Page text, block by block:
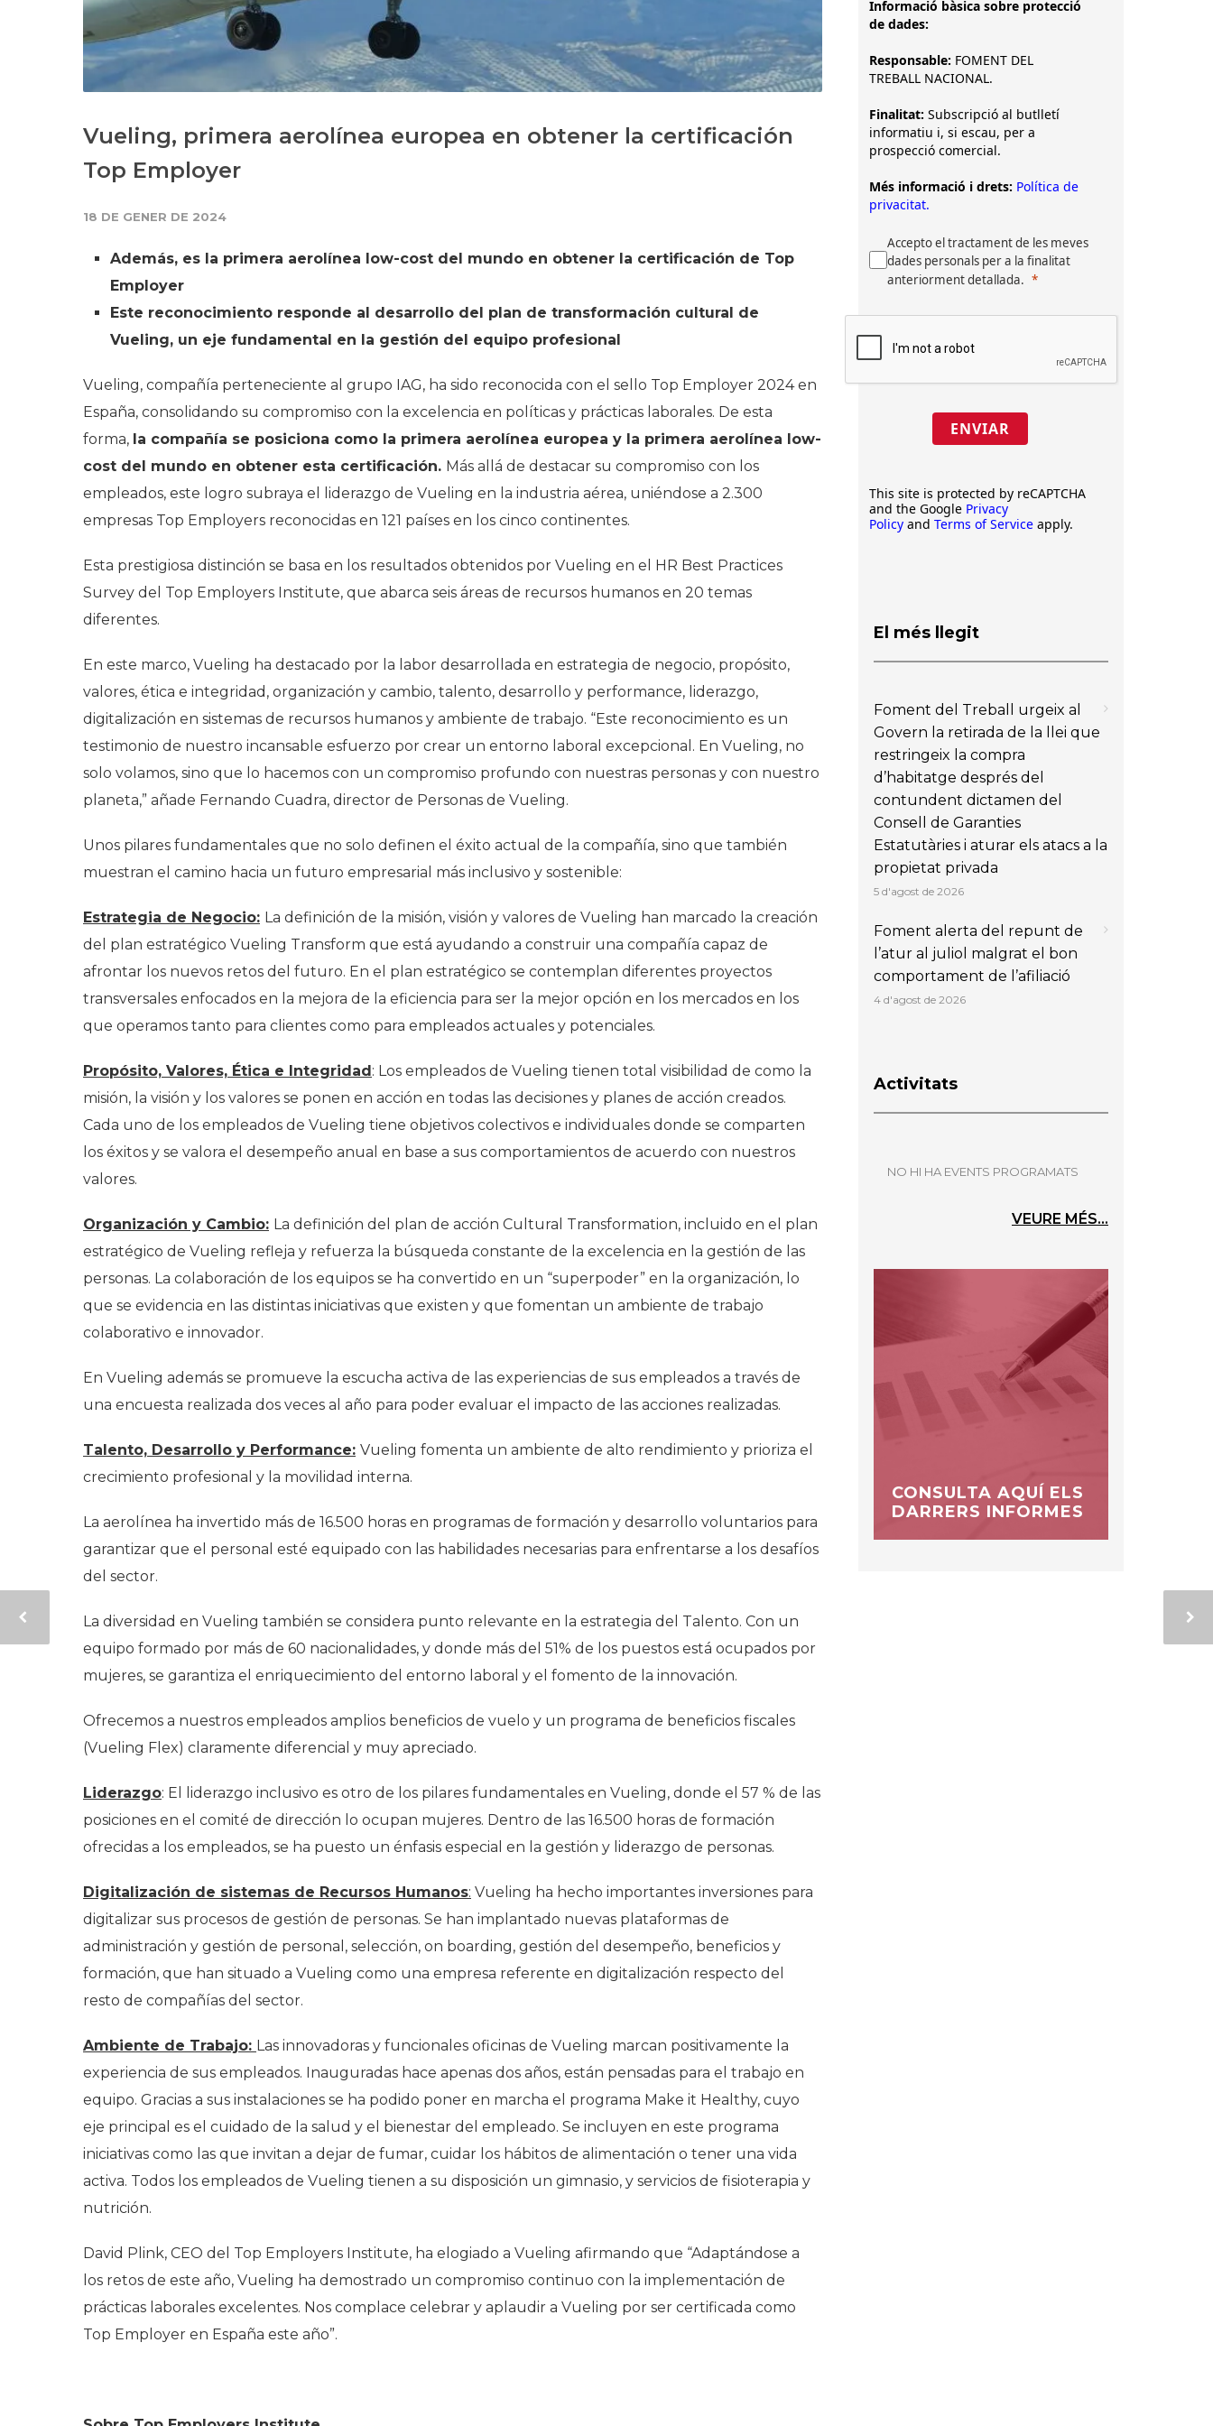
Galeria de Presidents
Biblioteca Arxiu
Vueling, primera aerolínea europea en obtener la certificación
Top Employer
18 DE GENER DE 2024
Además, es la primera aerolínea low-cost del mundo en obtener la certificación de Top
Employer
Este reconocimiento responde al desarrollo del plan de transformación cultural de
Vueling, un eje fundamental en la gestión del equipo profesional
Vueling, compañía perteneciente al grupo IAG, ha sido reconocida con el sello Top Employer 2024 en
España, consolidando su compromiso con la excelencia en políticas y prácticas laborales. De esta
forma, la compañía se posiciona como la primera aerolínea europea y la primera aerolínea low-
cost del mundo en obtener esta certificación. Más allá de destacar su compromiso con los
empleados, este logro subraya el liderazgo de Vueling en la industria aérea, uniéndose a 2.300
empresas Top Employers reconocidas en 121 países en los cinco continentes.
Esta prestigiosa distinción se basa en los resultados obtenidos por Vueling en el HR Best Practices
Survey del Top Employers Institute, que abarca seis áreas de recursos humanos en 20 temas
diferentes.
En este marco, Vueling ha destacado por la labor desarrollada en estrategia de negocio, propósito,
valores, ética e integridad, organización y cambio, talento, desarrollo y performance, liderazgo,
digitalización en sistemas de recursos humanos y ambiente de trabajo. “Este reconocimiento es un
testimonio de nuestro incansable esfuerzo por crear un entorno laboral excepcional. En Vueling, no
solo volamos, sino que lo hacemos con un compromiso profundo con nuestras personas y con nuestro
planeta,” añade Fernando Cuadra, director de Personas de Vueling.
Unos pilares fundamentales que no solo definen el éxito actual de la compañía, sino que también
muestran el camino hacia un futuro empresarial más inclusivo y sostenible:
Estrategia de Negocio: La definición de la misión, visión y valores de Vueling han marcado la creación
del plan estratégico Vueling Transform que está ayudando a construir una compañía capaz de
afrontar los nuevos retos del futuro. En el plan estratégico se contemplan diferentes proyectos
transversales enfocados en la mejora de la eficiencia para ser la mejor opción en los mercados en los
que operamos tanto para clientes como para empleados actuales y potenciales.
Propósito, Valores, Ética e Integridad: Los empleados de Vueling tienen total visibilidad de como la
misión, la visión y los valores se ponen en acción en todas las decisiones y planes de acción creados.
Cada uno de los empleados de Vueling tiene objetivos colectivos e individuales donde se comparten
los éxitos y se valora el desempeño anual en base a sus comportamientos de acuerdo con nuestros
valores.
Organización y Cambio: La definición del plan de acción Cultural Transformation, incluido en el plan
estratégico de Vueling refleja y refuerza la búsqueda constante de la excelencia en la gestión de las
personas. La colaboración de los equipos se ha convertido en un “superpoder” en la organización, lo
que se evidencia en las distintas iniciativas que existen y que fomentan un ambiente de trabajo
colaborativo e innovador.
En Vueling además se promueve la escucha activa de las experiencias de sus empleados a través de
una encuesta realizada dos veces al año para poder evaluar el impacto de las acciones realizadas.
Talento, Desarrollo y Performance: Vueling fomenta un ambiente de alto rendimiento y prioriza el
crecimiento profesional y la movilidad interna.
La aerolínea ha invertido más de 16.500 horas en programas de formación y desarrollo voluntarios para
garantizar que el personal esté equipado con las habilidades necesarias para enfrentarse a los desafíos
del sector.
La diversidad en Vueling también se considera punto relevante en la estrategia del Talento. Con un
equipo formado por más de 60 nacionalidades, y donde más del 51% de los puestos está ocupados por
mujeres, se garantiza el enriquecimiento del entorno laboral y el fomento de la innovación.
Ofrecemos a nuestros empleados amplios beneficios de vuelo y un programa de beneficios fiscales
(Vueling Flex) claramente diferencial y muy apreciado.
Liderazgo: El liderazgo inclusivo es otro de los pilares fundamentales en Vueling, donde el 57 % de las
posiciones en el comité de dirección lo ocupan mujeres. Dentro de las 16.500 horas de formación
ofrecidas a los empleados, se ha puesto un énfasis especial en la gestión y liderazgo de personas.
Digitalización de sistemas de Recursos Humanos: Vueling ha hecho importantes inversiones para
digitalizar sus procesos de gestión de personas. Se han implantado nuevas plataformas de
administración y gestión de personal, selección, on boarding, gestión del desempeño, beneficios y
formación, que han situado a Vueling como una empresa referente en digitalización respecto del
resto de compañías del sector.
Ambiente de Trabajo: Las innovadoras y funcionales oficinas de Vueling marcan positivamente la
experiencia de sus empleados. Inauguradas hace apenas dos años, están pensadas para el trabajo en
equipo. Gracias a sus instalaciones se ha podido poner en marcha el programa Make it Healthy, cuyo
eje principal es el cuidado de la salud y el bienestar del empleado. Se incluyen en este programa
iniciativas como las que invitan a dejar de fumar, cuidar los hábitos de alimentación o tener una vida
activa. Todos los empleados de Vueling tienen a su disposición un gimnasio, y servicios de fisioterapia y
nutrición.
David Plink, CEO del Top Employers Institute, ha elogiado a Vueling afirmando que “Adaptándose a
los retos de este año, Vueling ha demostrado un compromiso continuo con la implementación de
prácticas laborales excelentes. Nos complace celebrar y aplaudir a Vueling por ser certificada como
Top Employer en España este año”.
Informació bàsica sobre protecció
de dades:
Responsable: FOMENT DEL
TREBALL NACIONAL.
Finalitat: Subscripció al butlletí
informatiu i, si escau, per a
prospecció comercial.
Més informació i drets: Política de
privacitat.
Accepto el tractament de les meves
dades personals per a la finalitat
anteriorment detallada.
ENVIAR
This site is protected by reCAPTCHA
and the Google Privacy
Policy and Terms of Service apply.
El més llegit
Foment del Treball urgeix al
Govern la retirada de la llei que
restringeix la compra
d’habitatge després del
contundent dictamen del
Consell de Garanties
Estatutàries i aturar els atacs a la
propietat privada
5 d'agost de 2026
Foment alerta del repunt de
l’atur al juliol malgrat el bon
comportament de l’afiliació
4 d'agost de 2026
Activitats
NO HI HA EVENTS PROGRAMATS
VEURE MÉS...
CONSULTA AQUÍ ELS
DARRERS INFORMES